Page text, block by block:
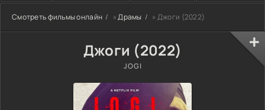
Смотреть фильмы онлайн »Драмы » Джоги (2022)
Джоги (2022)
JOGI